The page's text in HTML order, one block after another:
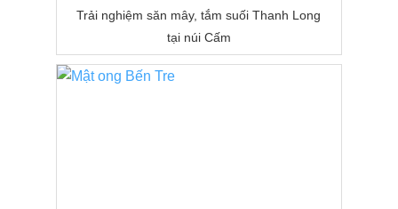
Trải nghiệm săn mây, tắm suối Thanh Long
tại núi Cấm